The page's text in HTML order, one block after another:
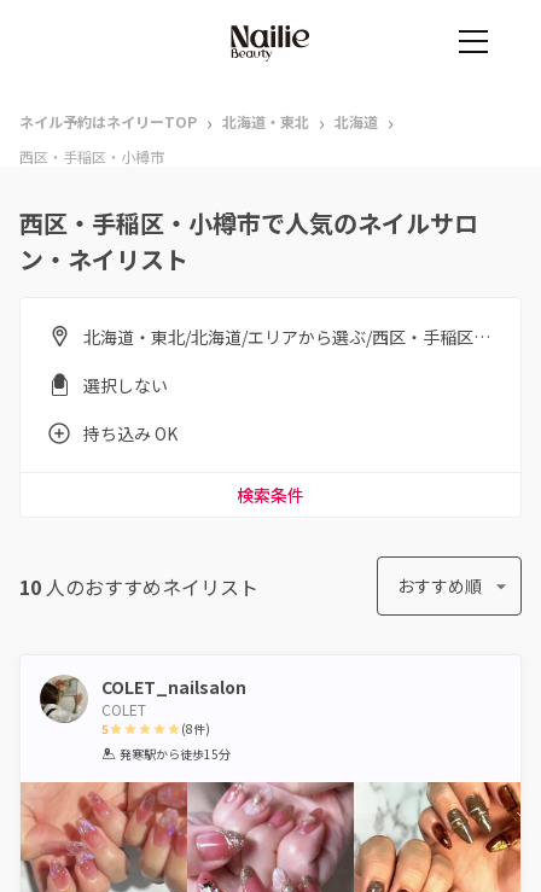
ネイル予約はネイリーTOP › 北海道・東北 › 北海道 ›
西区・手稲区・小樽市
西区・手稲区・小樽市で人気のネイルサロ
ン・ネイリスト
北海道・東北/北海道/エリアから選ぶ/西区・手稲区・小樽市
選択しない
持ち込み OK
検索条件
10 人のおすすめネイリスト おすすめ順
COLET_nailsalon
COLET
5
1 2 3 4 5
(8件)
発寒駅から徒歩15分